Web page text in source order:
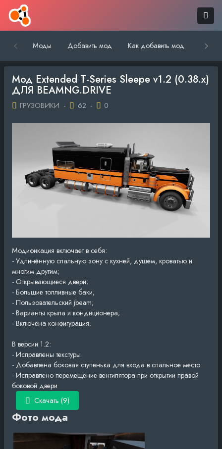
Моды Добавить мод Как добавить мод
Мод Extended T-Series Sleepe v1.2 (0.38.x)
ДЛЯ BEAMNG.DRIVE
ГРУЗОВИКИ - 62 - 0
Модификация включает в себя:
- Удлинённую спальную зону с кухней, душем, кроватью и
многим другим;
- Открывающиеся двери;
- Большие топливные баки;
- Пользовательский jbeam;
- Варианты крыла и кондиционера;
- Включена конфигурация.
В версии 1.2:
- Исправлены текстуры
- Добавлена ​​боковая ступенька для входа в спальное место
- Исправлено перемещение вентилятора при открытии правой
боковой двери
Скачать (9)
Фото мода